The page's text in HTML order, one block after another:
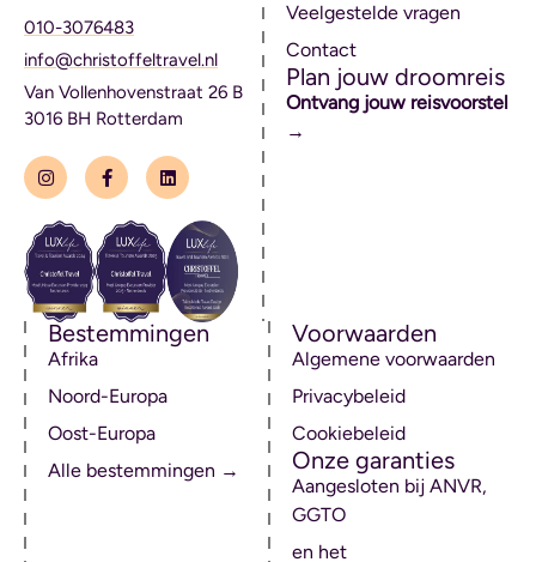
010-3076483
info@christoffeltravel.nl
Van Vollenhovenstraat 26 B
3016 BH Rotterdam
Veelgestelde vragen
Contact
Plan jouw droomreis
Ontvang jouw reisvoorstel
→
Bestemmingen
Afrika
Noord-Europa
Oost-Europa
Alle bestemmingen →
Voorwaarden
Algemene voorwaarden
Privacybeleid
Cookiebeleid
Onze garanties
Aangesloten bij ANVR,
GGTO
en het